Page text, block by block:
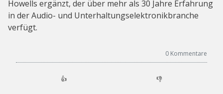
Howells ergänzt, der über mehr als 30 Jahre Erfahrung
in der Audio- und Unterhaltungselektronikbranche
verfügt.
0 Kommentare
👍 👎